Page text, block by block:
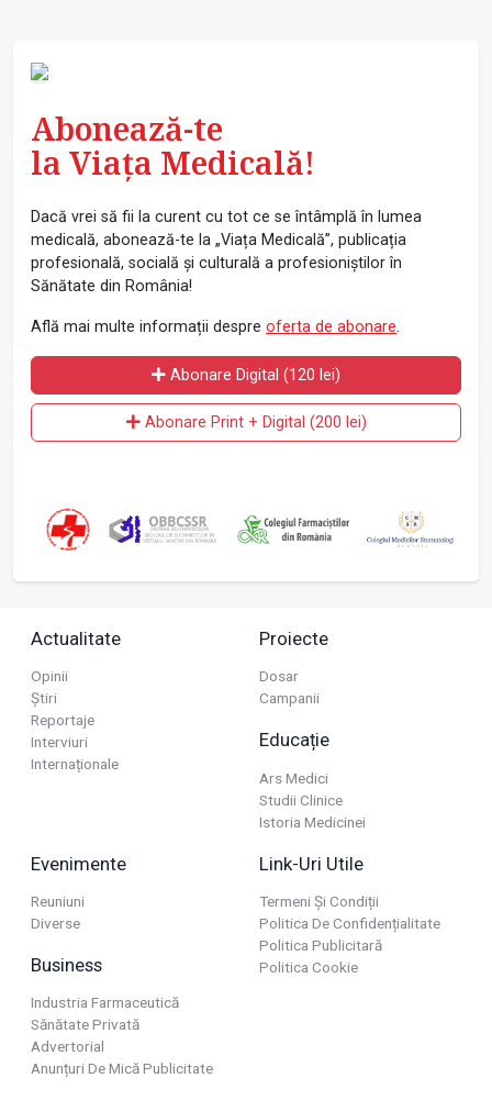
Abonează-te
la Viața Medicală!
Dacă vrei să fii la curent cu tot ce se întâmplă în lumea
medicală, abonează-te la „Viața Medicală”, publicația
profesională, socială și culturală a profesioniștilor în
Sănătate din România!
Află mai multe informații despre oferta de abonare.
Abonare Digital (120 lei)
Abonare Print + Digital (200 lei)
Actualitate
Opinii
Știri
Reportaje
Interviuri
Internaționale
Proiecte
Dosar
Campanii
Educație
Ars Medici
Studii Clinice
Istoria Medicinei
Evenimente
Reuniuni
Diverse
Business
Industria Farmaceutică
Sănătate Privată
Advertorial
Anunțuri De Mică Publicitate
Link-Uri Utile
Termeni Și Condiții
Politica De Confidențialitate
Politica Publicitară
Politica Cookie